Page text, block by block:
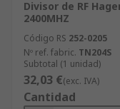
Divisor de RF
2400MHZ
Código RS 252-0205
Nº ref. fabric. TN204S
Subtotal (1 unidad)
32,03 €(exc. IVA)
Cantidad